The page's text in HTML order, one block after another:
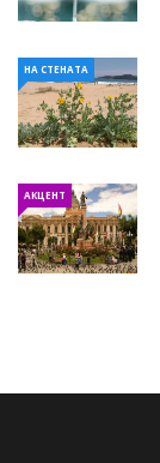
НА СТЕНАТА
АКЦЕНТ